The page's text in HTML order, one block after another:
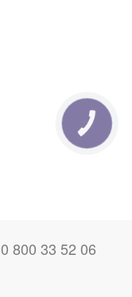
0 800 33 52 06
КНОПКА
ЗВ'ЯЗКУ